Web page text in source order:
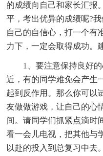
的成绩向自己和家长汇报
平，考出优异的成绩呢?
自己的自信心，打一个有
力下，一定会取得成功。
1、要注意保持良好
近，有的同学难免会产生
起到反作用。那么你可以
友做做游戏，让自己的心
间。请同学们抓紧点滴时
看一会儿电视，把其他与
以赴的投入到总复习中去。